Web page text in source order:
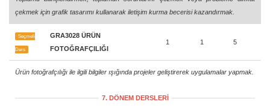
çekmek için grafik tasarımı kullanarak iletişim kurma becerisi kazandırmak.
Seçmeli
Ders
GRA3028 ÜRÜN
FOTOĞRAFÇILIĞI
1 1 5
Ürün fotoğrafçılığı ile ilgili bilgiler ışığında projeler geliştirerek uygulamalar yapmak.
7. DÖNEM DERSLERİ